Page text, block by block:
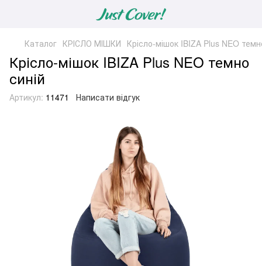
Каталог КРІСЛО МІШКИ Крісло-мішок IBIZA Plus NEO
Крісло-мішок IBIZA Plus NEO темно
синій
Артикул: 11471 Написати відгук